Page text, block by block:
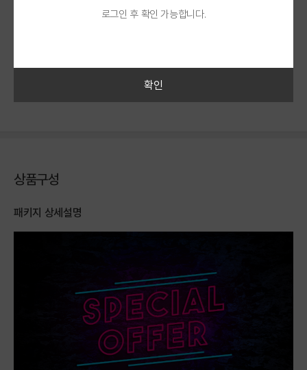
상품구성
패키지 상세설명
로그인 후 확인 가능합니다.
확인